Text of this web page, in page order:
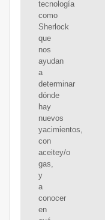
tecnología
como
Sherlock
que
nos
ayudan
a
determinar
dónde
hay
nuevos
yacimientos,
con
aceitey/o
gas,
y
a
conocer
en